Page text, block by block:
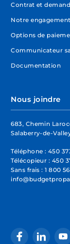
Contrat et
Notre engagement
Options de
Communicateur
Documentation
Nous joindre
683, Chemin
Salaberry-de-
Téléphone : 450
Télécopieur : 450
Sans frais :1 800